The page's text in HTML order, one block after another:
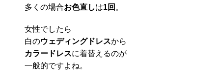
多くの場合お色直しは1回 。
女性でしたら
白のウェディングドレスから
カラードレスに着替えるのが
一般的ですよね。